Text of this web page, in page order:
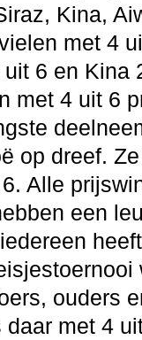
Kina,
met 4
6 en Kina
met 4 uit 6
op dreef.
Alle
een
ouders
met 4